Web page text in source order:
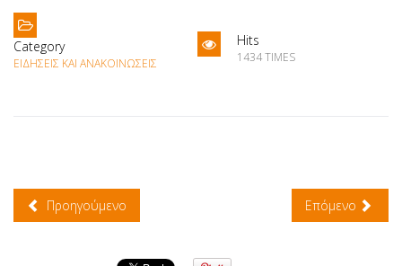
Category
ΕΙΔΉΣΕΙΣ ΚΑΙ ΑΝΑΚΟΙΝΏΣΕΙΣ
Hits
1434 TIMES
Προηγούμενο Επόμενο